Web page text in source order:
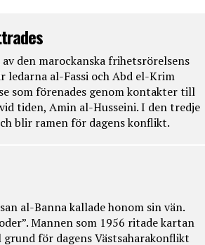
den marockanska frihetsrörelsens
ledarna al-Fassi och Abd el-Krim
som förenades genom kontakter till
tiden, Amin al-Husseini. I den tredje
blir ramen för dagens konflikt.
al-Banna kallade honom sin vän.
Mannen som 1956 ritade kartan
för dagens Västsaharakonflikt